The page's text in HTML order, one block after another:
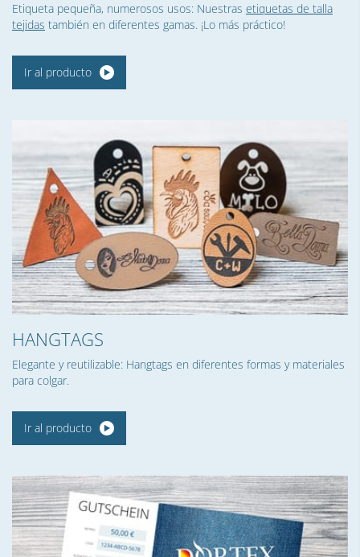
Etiqueta pequeña, numerosos usos: Nuestras etiquetas de talla
tejidas también en diferentes gamas. ¡Lo más práctico!
Ir al producto
HANGTAGS
Elegante y reutilizable: Hangtags en diferentes formas y materiales
para colgar.
Ir al producto